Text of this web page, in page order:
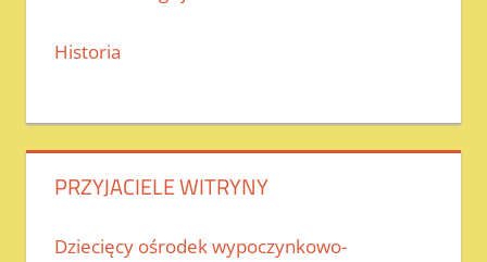
Historia
PRZYJACIELE WITRYNY
Dziecięcy ośrodek wypoczynkowo-